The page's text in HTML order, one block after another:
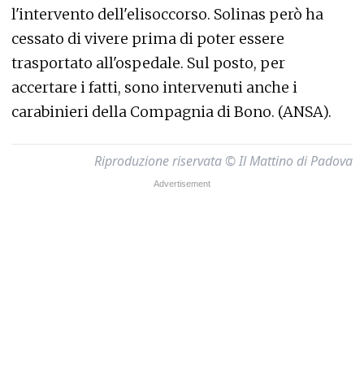
l'intervento dell'elisoccorso. Solinas però ha
cessato di vivere prima di poter essere
trasportato all'ospedale. Sul posto, per
accertare i fatti, sono intervenuti anche i
carabinieri della Compagnia di Bono. (ANSA).
Riproduzione riservata © Il Mattino di Padova